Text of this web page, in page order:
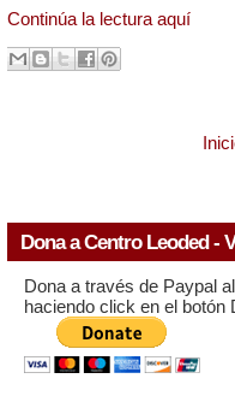
Continúa la lectura aquí
Dona a Centro Leoded -
Dona a través de Paypal
haciendo click en el botón